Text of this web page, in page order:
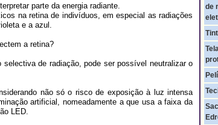
parte da energia radiante.
na retina de indivíduos, em especial as radiações
e a azul.
a retina?
de radiação, pode ser possível neutralizar o
não só o risco de exposição à luz intensa
artificial, nomeadamente a que usa a faixa da
LED.
de